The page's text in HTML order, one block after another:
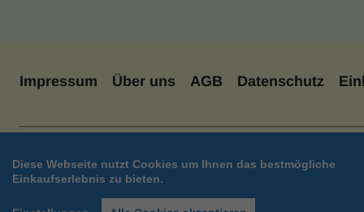
Impressum Über uns AGB Datenschutz
Diese Webseite nutzt Cookies um Ihnen das bestmögliche
Einkaufserlebnis zu bieten.